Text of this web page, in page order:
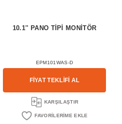
10.1'' PANO TİPİ MONİTÖR
EPM101WAS-D
FİYAT TEKLİFİ AL
KARŞILAŞTIR